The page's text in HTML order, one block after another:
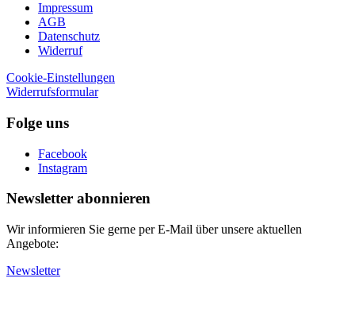
Impressum
AGB
Datenschutz
Widerruf
Cookie-Einstellungen
Widerrufsformular
Folge uns
Facebook
Instagram
Newsletter abonnieren
Wir informieren Sie gerne per E-Mail über unsere aktuellen
Angebote:
Newsletter